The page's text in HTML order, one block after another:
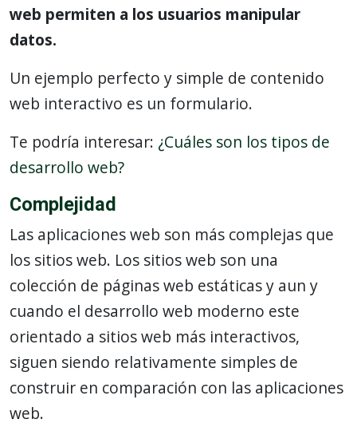
web permiten a los usuarios manipular
datos.
Un ejemplo perfecto y simple de contenido
web interactivo es un formulario.
Te podría interesar: ¿Cuáles son los tipos de
desarrollo web?
Complejidad
Las aplicaciones web son más complejas que
los sitios web. Los sitios web son una
colección de páginas web estáticas y aun y
cuando el desarrollo web moderno este
orientado a sitios web más interactivos,
siguen siendo relativamente simples de
construir en comparación con las aplicaciones
web.